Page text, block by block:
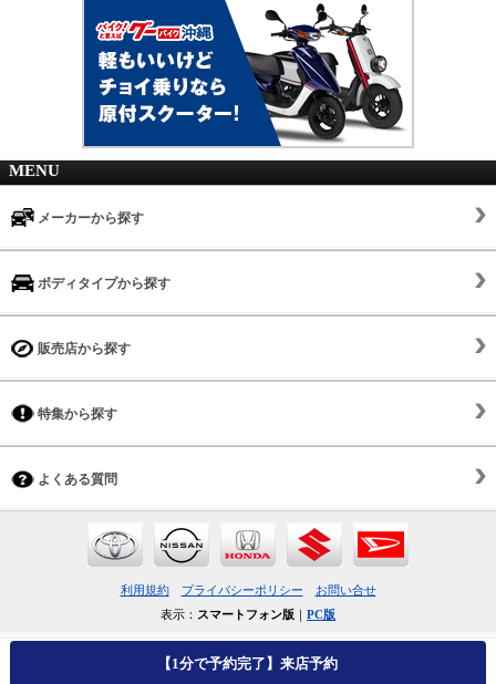
【1分で予約完了】来店予約
MENU
メーカーから探す
ボディタイプから探す
販売店から探す
特集から探す
よくある質問
利用規約 プライバシーポリシー
お問い合せ
表示： スマートフォン版 ｜ PC版